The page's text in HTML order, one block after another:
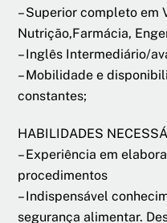
– Superior completo em
Nutrição,Farmácia,
– Inglês Intermediário/
– Mobilidade e
constantes;
HABILIDADES
– Experiência em
procedimentos
– Indispensável
segurança alimentar.